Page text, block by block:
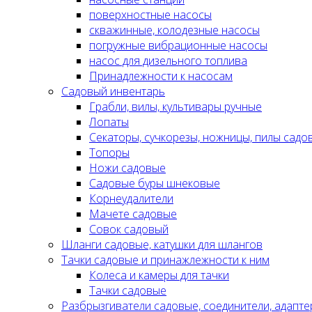
поверхностные насосы
скважинные, колодезные насосы
погружные вибрационные насосы
насос для дизельного топлива
Принадлежности к насосам
Садовый инвентарь
Грабли, вилы, культивары ручные
Лопаты
Секаторы, сучкорезы, ножницы, пилы
Топоры
Ножи садовые
Садовые буры шнековые
Корнеудалители
Мачете садовые
Совок садовый
Шланги садовые, катушки для шлангов
Тачки садовые и принажлежности к ним
Колеса и камеры для тачки
Тачки садовые
Разбрызгиватели садовые, соединители,